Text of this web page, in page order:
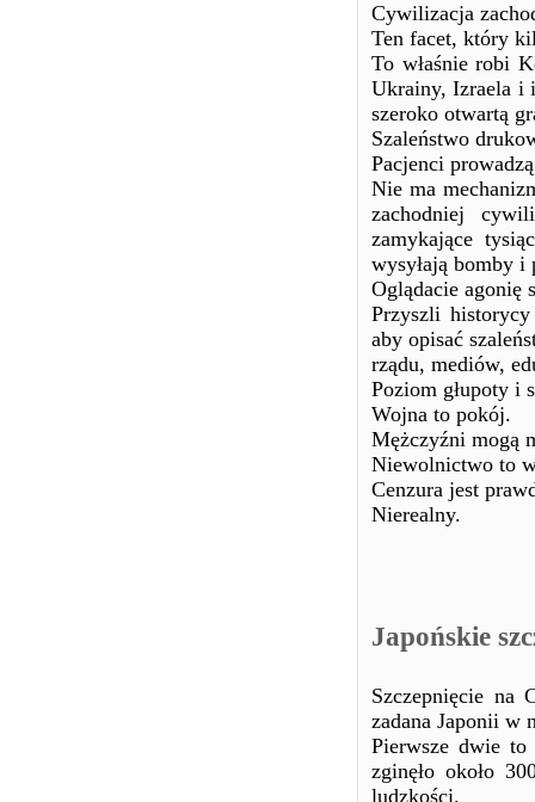
Cywilizacja
Ten facet, który
To właśnie robi
Ukrainy, Izraela i
szeroko otwartą
Szaleństwo
Pacjenci
Nie ma
zachodniej
zamykające
wysyłają bomby
Oglądacie agonię
Przyszli
aby opisać
rządu, mediów,
Poziom głupoty i
Wojna to pokój.
Mężczyźni mogą
Niewolnictwo to
Cenzura jest
Nierealny.
Japońskie
Szczepnięcie na
zadana Japonii w
Pierwsze dwie
zginęło około
ludzkości.